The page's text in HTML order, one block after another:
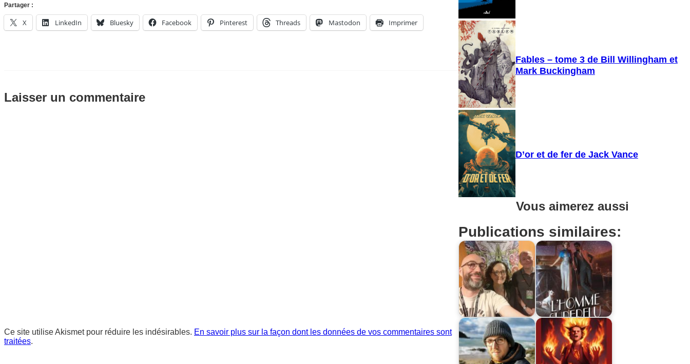
Partager :
X LinkedIn Bluesky Facebook Pinterest Threads Mastodon Imprimer
Laisser un commentaire
Ce site utilise Akismet pour réduire les indésirables. En savoir plus sur la façon dont les données de vos commentaires sont
traitées.
Fables – tome 3 de Bill Willingham et
Mark Buckingham
D’or et de fer de Jack Vance
Vous aimerez aussi
Publications similaires: